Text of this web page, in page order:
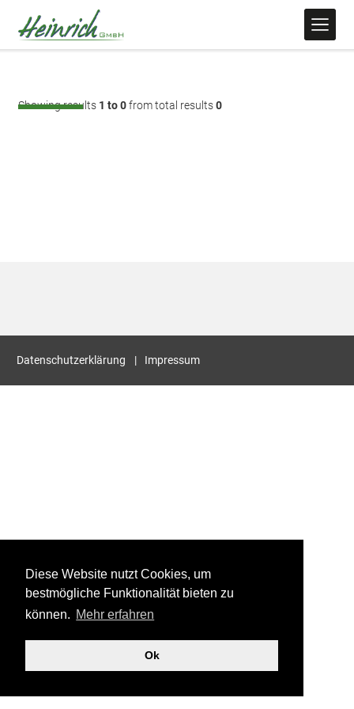
Diese Website nutzt Cookies, um
bestmögliche Funktionalität bieten zu
können. Mehr erfahren
Ok
Showing results 1 to 0from total results0
Datenschutzerklärung Impressum